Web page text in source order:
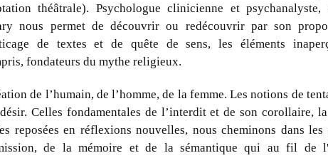
théâtrale). Psychologue clinicienne et psychanalyste,
nous permet de découvrir ou redécouvrir par son
de textes et de quête de sens, les éléments
fondateurs du mythe religieux.
de l’humain, de l’homme, de la femme. Les notions de
Celles fondamentales de l’interdit et de son corollaire,
reposées en réflexions nouvelles, nous cheminons dans les
de la mémoire et de la sémantique qui au fil de